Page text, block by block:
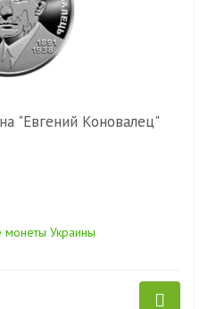
"Евгений Коновалец"
Украины